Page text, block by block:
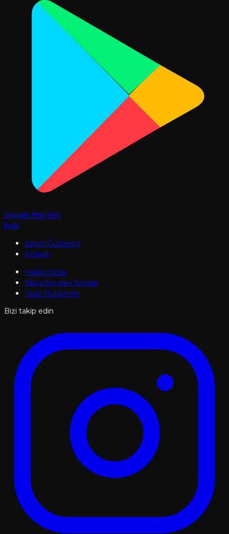
Google Play'den
İndir
Sanat Gündemi
İletişim
Hakkımızda
Sıkça Sorulan Sorular
Yasal Hükümler
Bizi takip edin